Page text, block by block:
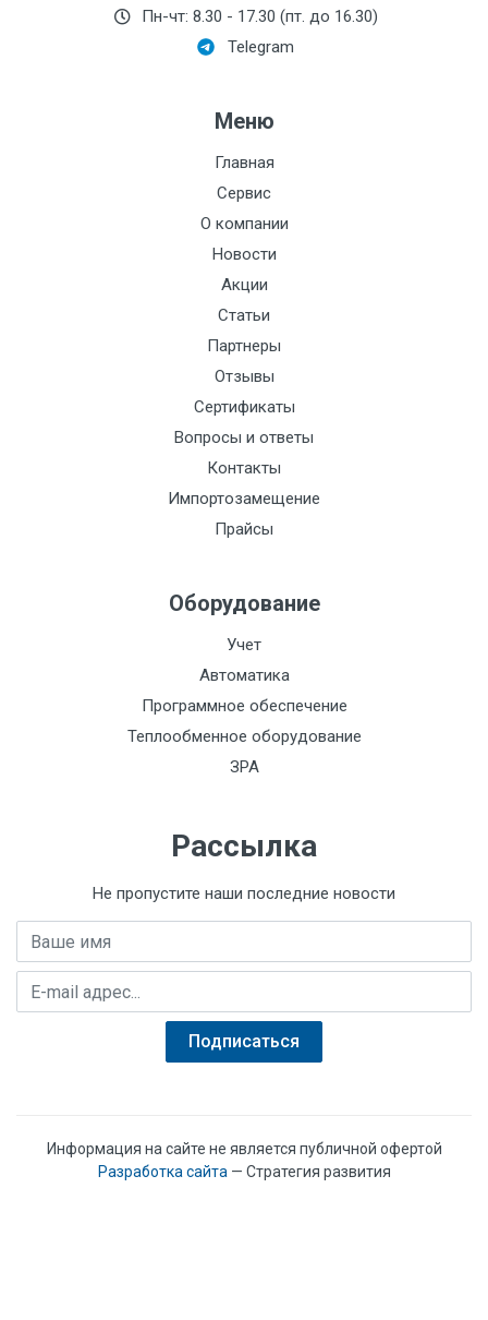
Пн-чт: 8.30 - 17.30 (пт. до 16.30)
Telegram
Меню
Главная
Сервис
О компании
Новости
Акции
Статьи
Партнеры
Отзывы
Сертификаты
Вопросы и ответы
Контакты
Импортозамещение
Прайсы
Оборудование
Учет
Автоматика
Программное обеспечение
Теплообменное оборудование
ЗРА
Рассылка
Не пропустите наши последние новости
Подписаться
Информация на сайте не является публичной офертой
Разработка сайта — Стратегия развития